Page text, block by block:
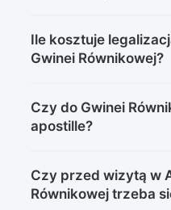
pozwolenia na wjazd po
Dokumenty należy
Ile kosztuje
Gwinei Równikowej?
dokumentu handlowego
Czy do Gwinei
apostille?
procedury apostille —
poświadczone przez
Czy przed wizytą w
Równikowej trzeba